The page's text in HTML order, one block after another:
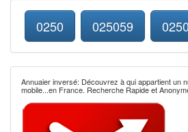
0250 025059
Annuaier inversé: Découvrez à qui appartient un
mobile...en France. Recherche Rapide et